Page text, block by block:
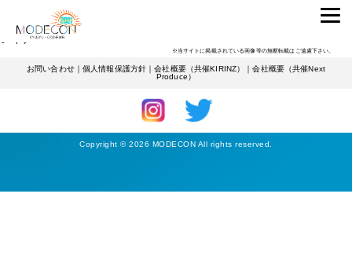
熊本学園大学
詳しくみる
シイナ
※当サイトに掲載されている画像等の無断転載はご遠慮下さい。
お問い合わせ｜個人情報保護方針 ｜会社概要（共催KIRINZ） ｜会社概要（共催Next
Produce）
Copyright © 2026 MODECON All rights reserved.